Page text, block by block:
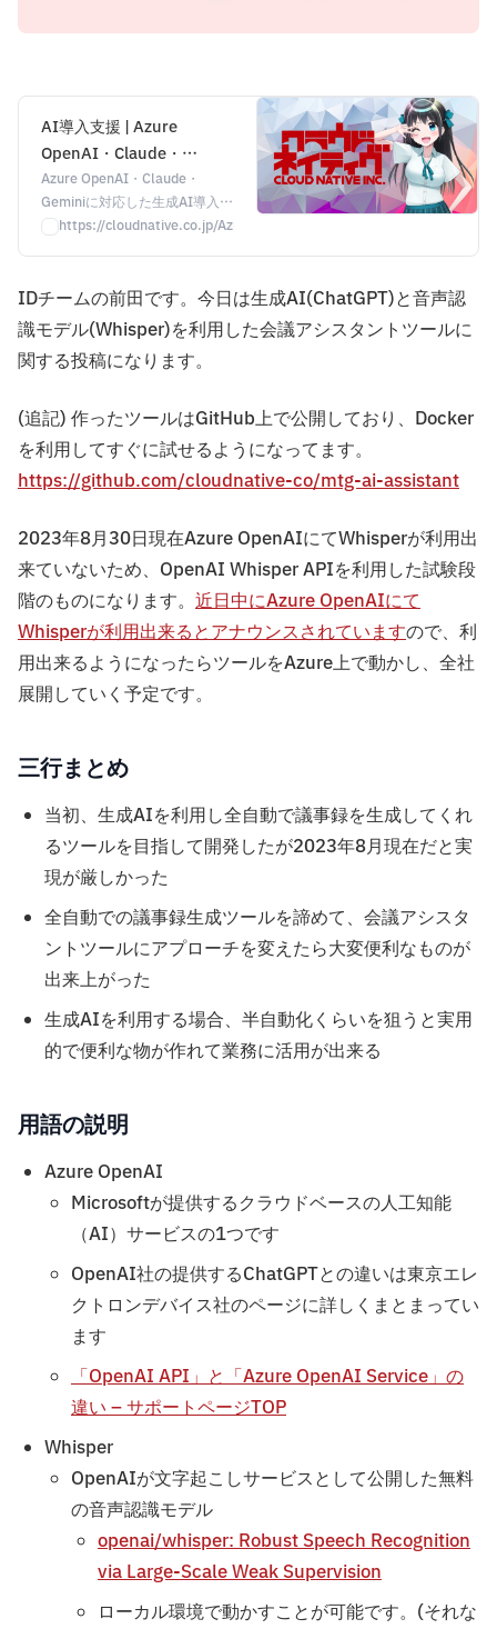
AI導入支援 | Azure
OpenAI・Claude・
Gemini対応 | 株式会社クラ
ウドネイティブ
Azure OpenAI・Claude・
Geminiに対応した生成AI導入支
援。セキュアな環境構築から
トータルで支援します。
https://cloudnative.co.jp/AzureOpenAI
IDチームの前田です。今日は生成AI(ChatGPT)と音声認
識モデル(Whisper)を利用した会議アシスタントツールに
関する投稿になります。
(追記) 作ったツールはGitHub上で公開しており、Docker
を利用してすぐに試せるようになってます。
https://github.com/cloudnative-co/mtg-ai-assistant
2023年8月30日現在Azure OpenAIにてWhisperが利用出
来ていないため、OpenAI Whisper APIを利用した試験段
階のものになります。 近日中にAzure OpenAIにて
Whisperが利用出来るとアナウンスされていますので、利
用出来るようになったらツールをAzure上で動かし、全社
展開していく予定です。
三行まとめ
当初、生成AIを利用し全自動で議事録を生成してくれ
るツールを目指して開発したが2023年8月現在だと実
現が厳しかった
全自動での議事録生成ツールを諦めて、会議アシスタ
ントツールにアプローチを変えたら大変便利なものが
出来上がった
生成AIを利用する場合、半自動化くらいを狙うと実用
的で便利な物が作れて業務に活用が出来る
用語の説明
Azure OpenAI
Microsoftが提供するクラウドベースの人工知能
（AI）サービスの1つです
OpenAI社の提供するChatGPTとの違いは東京エレ
クトロンデバイス社のページに詳しくまとまってい
ます
「OpenAI API」と「Azure OpenAI Service」の
違い – サポートページTOP
Whisper
OpenAIが文字起こしサービスとして公開した無料
の音声認識モデル
openai/whisper: Robust Speech Recognition
via Large-Scale Weak Supervision
ローカル環境で動かすことが可能です。(それな